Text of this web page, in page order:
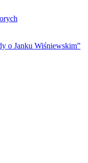
o Janku Wiśniewskim”